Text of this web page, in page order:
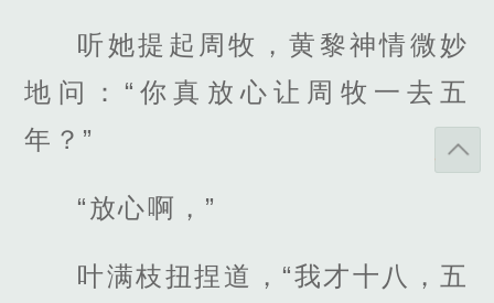
听她提起周牧，黄黎神情微妙
地问：“你真放心让周牧一去五
年？”
“放心啊，”
叶满枝扭捏道，“我才十八，五